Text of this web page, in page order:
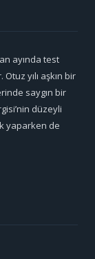
ayında test
yılı aşkın bir
saygın bir
düzeyli
yaparken de